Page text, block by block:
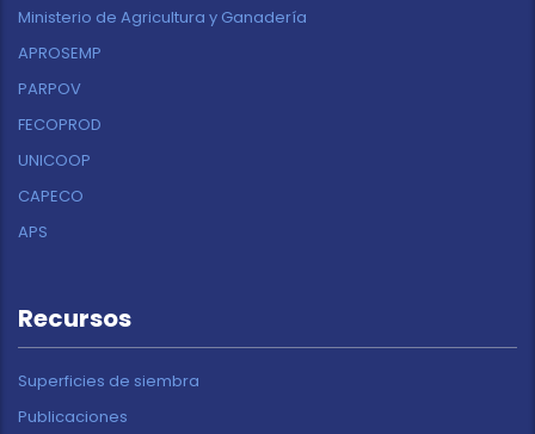
Ministerio de Agricultura y Ganadería
APROSEMP
PARPOV
FECOPROD
UNICOOP
CAPECO
APS
Recursos
Superficies de siembra
Publicaciones